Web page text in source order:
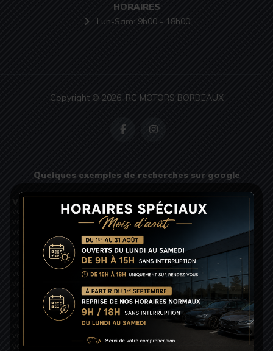
HORAIRES
Lun-Sam: 9h00 - 18h00
Copyright © 2026. RC MOTORS BORDEAUX
Quelques exemples de recherches sur google
VOITURE D’OCCASION RÉCENTE
voiture d’occasion récente Bordeaux
voiture d’occasion récente Talence
voiture d’occasion récente Pessac
voiture d’occasion récente Mérignac
voiture d’occasion récente Arcachon
voiture d’occasion récente Cap Ferret
voiture d’occasion récente Libourne
voiture d’occasion récente Saint-André-de-Cubzac
voiture d’occasion récente Bouliac
voiture d’occasion récente Bruges
voiture d’occasion récente Gradignan
voiture d’occasion récente Lormont
voiture d’occasion récente Villenave-d’Ornon
voiture d’occasion récente Floirac